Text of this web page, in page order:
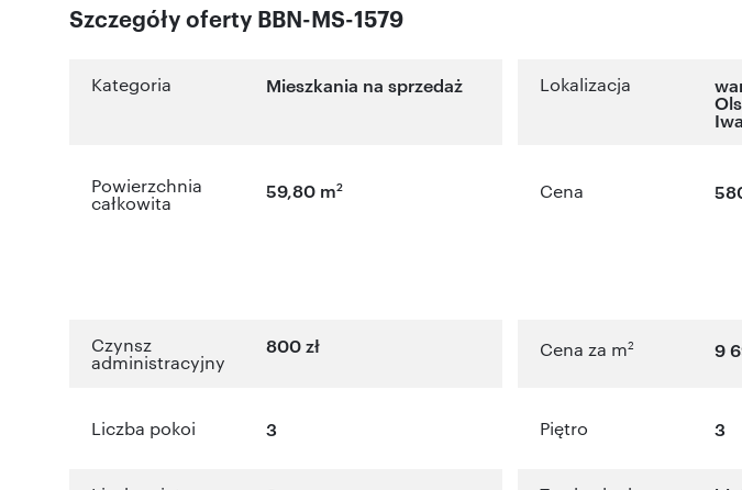
Szczegóły oferty BBN-MS-1579
Kategoria Mieszkania na sprzedaż Lokalizacja
Powierzchnia
całkowita
59,80 m2 Cena
Czynsz
administracyjny
800 zł Cena za m2 9
Liczba pokoi 3 Piętro 3